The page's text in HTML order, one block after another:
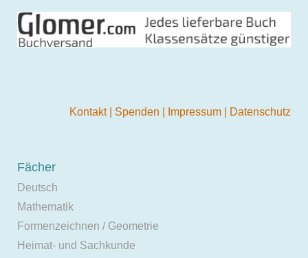
Kontakt Spenden Impressum Datenschutz
Fächer
Deutsch
Mathematik
Formenzeichnen / Geometrie
Heimat- und Sachkunde